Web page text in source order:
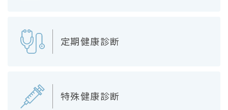
定期健康診断
特殊健康診断